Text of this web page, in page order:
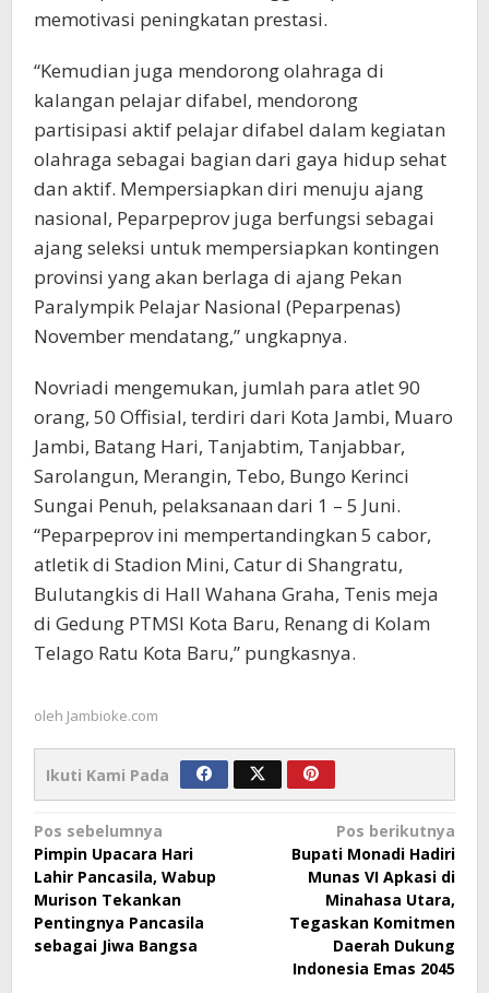
memotivasi peningkatan prestasi.
“Kemudian juga mendorong olahraga di
kalangan pelajar difabel, mendorong
partisipasi aktif pelajar difabel dalam kegiatan
olahraga sebagai bagian dari gaya hidup sehat
dan aktif. Mempersiapkan diri menuju ajang
nasional, Peparpeprov juga berfungsi sebagai
ajang seleksi untuk mempersiapkan kontingen
provinsi yang akan berlaga di ajang Pekan
Paralympik Pelajar Nasional (Peparpenas)
November mendatang,” ungkapnya.
Novriadi mengemukan, jumlah para atlet 90
orang, 50 Offisial, terdiri dari Kota Jambi, Muaro
Jambi, Batang Hari, Tanjabtim, Tanjabbar,
Sarolangun, Merangin, Tebo, Bungo Kerinci
Sungai Penuh, pelaksanaan dari 1 – 5 Juni.
“Peparpeprov ini mempertandingkan 5 cabor,
atletik di Stadion Mini, Catur di Shangratu,
Bulutangkis di Hall Wahana Graha, Tenis meja
di Gedung PTMSI Kota Baru, Renang di Kolam
Telago Ratu Kota Baru,” pungkasnya.
oleh Jambioke.com
Ikuti Kami Pada
Navigasi
pos
Pos sebelumnya
Pimpin Upacara Hari
Lahir Pancasila, Wabup
Murison Tekankan
Pentingnya Pancasila
sebagai Jiwa Bangsa
Pos berikutnya
Bupati Monadi Hadiri
Munas VI Apkasi di
Minahasa Utara,
Tegaskan Komitmen
Daerah Dukung
Indonesia Emas 2045